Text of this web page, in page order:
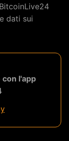
dati sui
con l'app